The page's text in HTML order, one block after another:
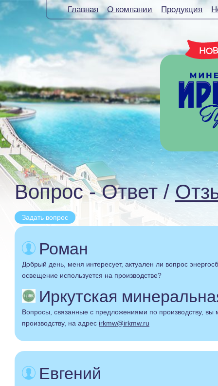
Главная О компании Продукция
Вопрос - Ответ /
Задать вопрос
Роман
Добрый день, меня интересует, актуален ли вопрос
освещение используется на производстве?
Иркутская
Вопросы, связанные с предложениями по производству, вы
производству, на адрес irkmw@irkmw.ru
Евгений